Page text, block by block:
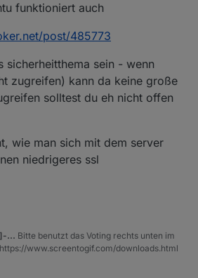
ampelverfügbar. Wenn Sie eine
einreichen/.
funktioniert auch
post/485773
sein - wenn
zugreifen) kann da keine große
solltest du eh nicht offen
wie man sich mit dem server
niedrigeres ssl
... Bitte benutzt das Voting rechts unten im
www.screentogif.com/downloads.html